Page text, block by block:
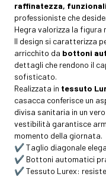
raffinatezza,
professioniste che
Hegra valorizza la figura
Il design si caratterizza
arricchito da bottoni
dettagli che rendono il
sofisticato.
Realizzata in tessuto
casacca conferisce un
divisa sanitaria in un
vestibilità garantisce
momento della giornata.
✔️ Taglio diagonale
✔️ Bottoni automatici
✔️ Tessuto Lurex: